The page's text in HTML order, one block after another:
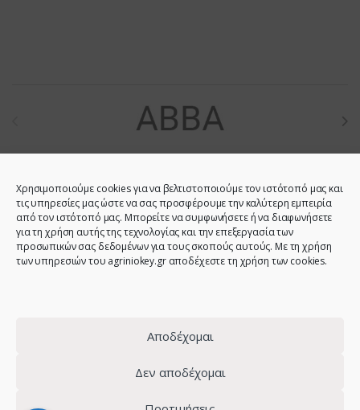
Χρησιμοποιούμε cookies για να βελτιστοποιούμε τον ιστότοπό μας και
τις υπηρεσίες μας ώστε να σας προσφέρουμε την καλύτερη εμπειρία
από τον ιστότοπό μας. Μπορείτε να συμφωνήσετε ή να διαφωνήσετε
για τη χρήση αυτής της τεχνολογίας και την επεξεργασία των
προσωπικών σας δεδομένων για τους σκοπούς αυτούς. Με τη χρήση
των υπηρεσιών του agriniokey.gr αποδέχεστε τη χρήση των cookies.
Αποδέχομαι
Δεν αποδέχομαι
6944123212 -
2641023001 -
6980907808